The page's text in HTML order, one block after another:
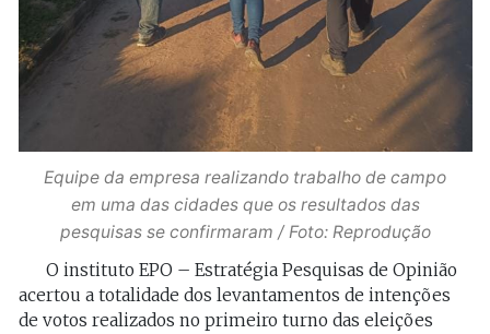
Equipe da empresa realizando trabalho de campo
em uma das cidades que os resultados das
pesquisas se confirmaram / Foto: Reprodução
O instituto EPO – Estratégia Pesquisas de Opinião
acertou a totalidade dos levantamentos de intenções
de votos realizados no primeiro turno das eleições